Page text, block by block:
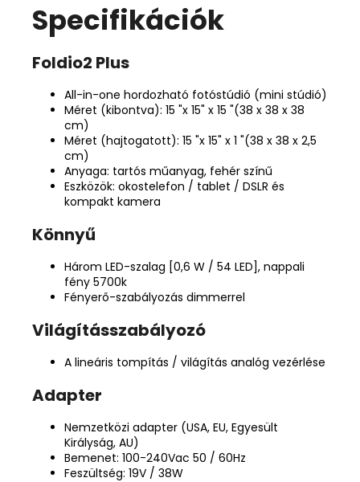
Specifikációk
Foldio2 Plus
All-in-one hordozható fotóstúdió (mini stúdió)
Méret (kibontva): 15 "x 15" x 15 "(38 x 38 x 38
cm)
Méret (hajtogatott): 15 "x 15" x 1 "(38 x 38 x 2,5
cm)
Anyaga: tartós műanyag, fehér színű
Eszközök: okostelefon / tablet / DSLR és
kompakt kamera
Könnyű
Három LED-szalag [0,6 W / 54 LED], nappali
fény 5700k
Fényerő-szabályozás dimmerrel
Világításszabályozó
A lineáris tompítás / világítás analóg vezérlése
Adapter
Nemzetközi adapter (USA, EU, Egyesült
Királyság, AU)
Bemenet: 100-240Vac 50 / 60Hz
Feszültség: 19V / 38W